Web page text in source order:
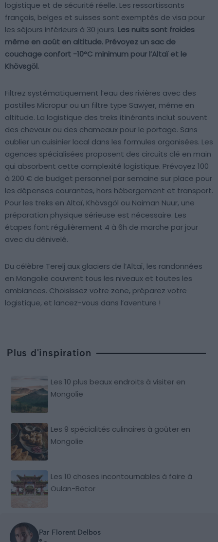
logistique et de sécurité réelle. Les ressortissants
français, belges et suisses sont exemptés de visa pour
les séjours inférieurs à 30 jours. Les nuits sont froides
même en août en altitude. Prévoyez un sac de
couchage confort -10°C minimum pour l’Altaï et le
Khövsgöl.
Filtrez systématiquement l’eau des rivières avec des
pastilles Micropur ou un filtre type Sawyer, même en
altitude. La logistique des treks itinérants inclut souvent
des chevaux ou des chameaux pour le portage. Sans
oublier un cuisinier local dans les formules organisées. Les
agences spécialisées proposent des circuits clé en main
qui absorbent cette complexité logistique. Prévoyez 100
à 200 € de budget personnel par semaine sur place pour
les dépenses courantes, hors hébergement et transport.
Pour les treks en Altaï, Khövsgöl ou Naiman Nuur, une
préparation physique sérieuse est nécessaire. Les
étapes font régulièrement 4 à 6h de marche par jour
avec du dénivelé.
Du célèbre Terelj aux glaciers de l’Altaï, les randonnées
en Mongolie couvrent tous les niveaux et toutes les
ambiances. Choisissez votre zone, préparez votre
logistique, et lancez-vous dans l’aventure !
Plus d'inspiration
Les 10 plus beaux endroits à visiter en
Mongolie
Les 9 spécialités culinaires à goûter en
Mongolie
Les 10 choses incontournables à faire à
Oulan-Bator
Par Florent Delbos